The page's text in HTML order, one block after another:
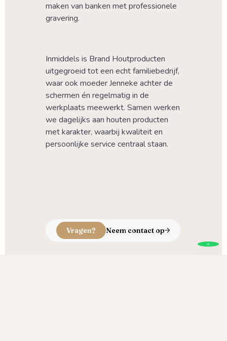
maken van banken met professionele
gravering.
Inmiddels is Brand Houtproducten
uitgegroeid tot een echt familiebedrijf,
waar ook moeder Jenneke achter de
schermen én regelmatig in de
werkplaats meewerkt. Samen werken
we dagelijks aan houten producten
met karakter, waarbij kwaliteit en
persoonlijke service centraal staan.
Vragen? Neem contact op